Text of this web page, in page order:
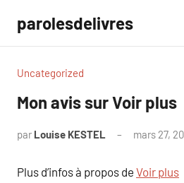
contenu
parolesdelivres
Uncategorized
Mon avis sur Voir plus
par Louise KESTEL mars 27,
Plus d’infos à propos de Voir plus